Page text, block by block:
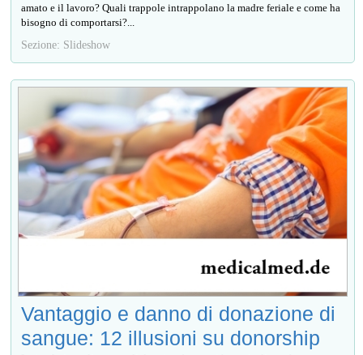
amato e il lavoro? Quali trappole intrappolano la madre feriale e come ha
bisogno di comportarsi?...
Sezione: Slideshow
Vantaggio e danno di donazione di
sangue: 12 illusioni su donorship